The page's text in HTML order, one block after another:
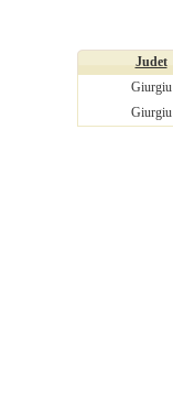
Judet
Giurgiu
Giurgiu